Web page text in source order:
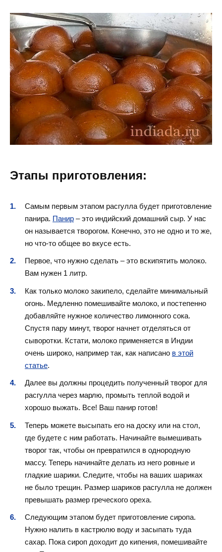
Этапы приготовления:
Самым первым этапом расгулла будет приготовление
панира. Панир – это индийский домашний сыр. У нас
он называется творогом. Конечно, это не одно и то же,
но что-то общее во вкусе есть.
Первое, что нужно сделать – это вскипятить молоко.
Вам нужен 1 литр.
Как только молоко закипело, сделайте минимальный
огонь. Медленно помешивайте молоко, и постепенно
добавляйте нужное количество лимонного сока.
Спустя пару минут, творог начнет отделяться от
сыворотки. Кстати, молоко применяется в Индии
очень широко, например так, как написано в этой
статье.
Далее вы должны процедить полученный творог для
расгулла через марлю, промыть теплой водой и
хорошо выжать. Все! Ваш панир готов!
Теперь можете высыпать его на доску или на стол,
где будете с ним работать. Начинайте вымешивать
творог так, чтобы он превратился в однородную
массу. Теперь начинайте делать из него ровные и
гладкие шарики. Следите, чтобы на ваших шариках
не было трещин. Размер шариков расгулла не должен
превышать размер греческого ореха.
Следующим этапом будет приготовление сиропа.
Нужно налить в кастрюлю воду и засыпать туда
сахар. Пока сироп доходит до кипения, помешивайте